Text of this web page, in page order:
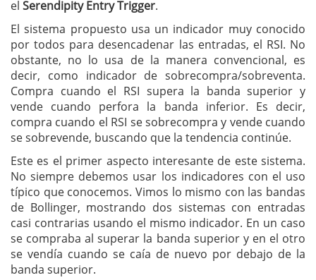
el Serendipity Entry Trigger.
El sistema propuesto usa un indicador muy conocido
por todos para desencadenar las entradas, el RSI. No
obstante, no lo usa de la manera convencional, es
decir, como indicador de sobrecompra/sobreventa.
Compra cuando el RSI supera la banda superior y
vende cuando perfora la banda inferior. Es decir,
compra cuando el RSI se sobrecompra y vende cuando
se sobrevende, buscando que la tendencia continúe.
Este es el primer aspecto interesante de este sistema.
No siempre debemos usar los indicadores con el uso
típico que conocemos. Vimos lo mismo con las bandas
de Bollinger, mostrando dos sistemas con entradas
casi contrarias usando el mismo indicador. En un caso
se compraba al superar la banda superior y en el otro
se vendía cuando se caía de nuevo por debajo de la
banda superior.